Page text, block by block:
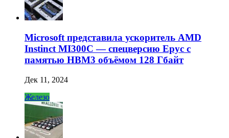
Microsoft представила ускоритель AMD
Instinct MI300C — спецверсию Epyc с
памятью HBM3 объёмом 128 Гбайт
Дек 11, 2024
Железо